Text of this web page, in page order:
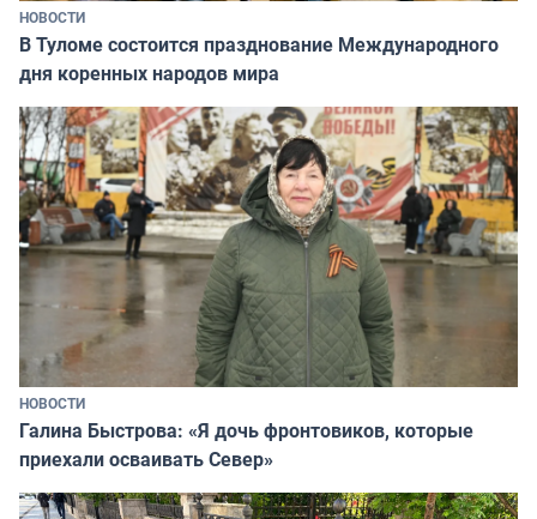
НОВОСТИ
В Туломе состоится празднование Международного
дня коренных народов мира
НОВОСТИ
Галина Быстрова: «Я дочь фронтовиков, которые
приехали осваивать Север»